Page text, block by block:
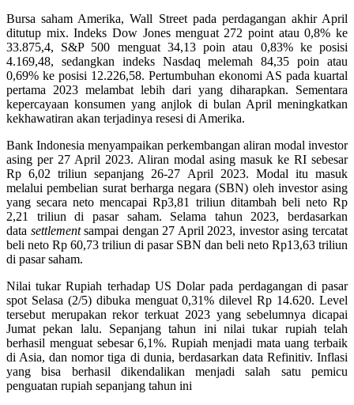
Bursa saham Amerika, Wall Street pada perdagangan akhir April
ditutup mix. Indeks Dow Jones menguat 272 point atau 0,8% ke
33.875,4, S&P 500 menguat 34,13 poin atau 0,83% ke posisi
4.169,48, sedangkan indeks Nasdaq melemah 84,35 poin atau
0,69% ke posisi 12.226,58. Pertumbuhan ekonomi AS pada kuartal
pertama 2023 melambat lebih dari yang diharapkan. Sementara
kepercayaan konsumen yang anjlok di bulan April meningkatkan
kekhawatiran akan terjadinya resesi di Amerika.
Bank Indonesia menyampaikan perkembangan aliran modal investor
asing per 27 April 2023. Aliran modal asing masuk ke RI sebesar
Rp 6,02 triliun sepanjang 26-27 April 2023. Modal itu masuk
melalui pembelian surat berharga negara (SBN) oleh investor asing
yang secara neto mencapai Rp3,81 triliun ditambah beli neto Rp
2,21 triliun di pasar saham. Selama tahun 2023, berdasarkan
data settlementsampai dengan 27 April 2023, investor asing tercatat
beli neto Rp 60,73 triliun di pasar SBN dan beli neto Rp13,63 triliun
di pasar saham.
Nilai tukar Rupiah terhadap US Dolar pada perdagangan di pasar
spot Selasa (2/5) dibuka menguat 0,31% dilevel Rp 14.620. Level
tersebut merupakan rekor terkuat 2023 yang sebelumnya dicapai
Jumat pekan lalu. Sepanjang tahun ini nilai tukar rupiah telah
berhasil menguat sebesar 6,1%. Rupiah menjadi mata uang terbaik
di Asia, dan nomor tiga di dunia, berdasarkan data Refinitiv. Inflasi
yang bisa berhasil dikendalikan menjadi salah satu pemicu
penguatan rupiah sepanjang tahun ini